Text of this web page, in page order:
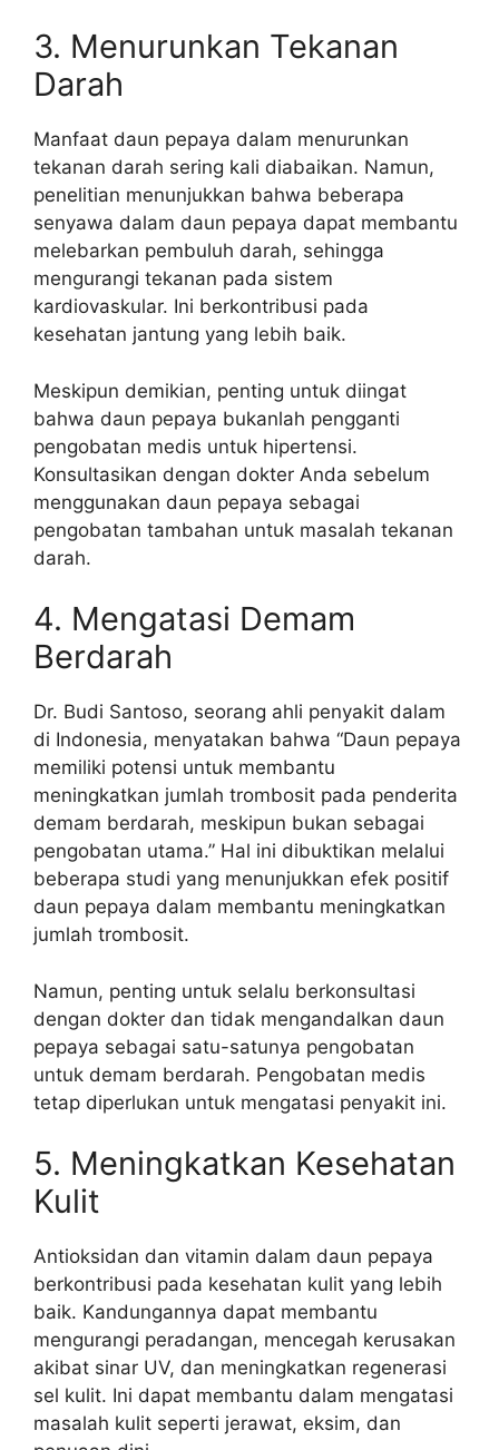
3. Menurunkan Tekanan
Darah
Manfaat daun pepaya dalam menurunkan
tekanan darah sering kali diabaikan. Namun,
penelitian menunjukkan bahwa beberapa
senyawa dalam daun pepaya dapat membantu
melebarkan pembuluh darah, sehingga
mengurangi tekanan pada sistem
kardiovaskular. Ini berkontribusi pada
kesehatan jantung yang lebih baik.
Meskipun demikian, penting untuk diingat
bahwa daun pepaya bukanlah pengganti
pengobatan medis untuk hipertensi.
Konsultasikan dengan dokter Anda sebelum
menggunakan daun pepaya sebagai
pengobatan tambahan untuk masalah tekanan
darah.
4. Mengatasi Demam
Berdarah
Dr. Budi Santoso, seorang ahli penyakit dalam
di Indonesia, menyatakan bahwa “Daun pepaya
memiliki potensi untuk membantu
meningkatkan jumlah trombosit pada penderita
demam berdarah, meskipun bukan sebagai
pengobatan utama.” Hal ini dibuktikan melalui
beberapa studi yang menunjukkan efek positif
daun pepaya dalam membantu meningkatkan
jumlah trombosit.
Namun, penting untuk selalu berkonsultasi
dengan dokter dan tidak mengandalkan daun
pepaya sebagai satu-satunya pengobatan
untuk demam berdarah. Pengobatan medis
tetap diperlukan untuk mengatasi penyakit ini.
5. Meningkatkan Kesehatan
Kulit
Antioksidan dan vitamin dalam daun pepaya
berkontribusi pada kesehatan kulit yang lebih
baik. Kandungannya dapat membantu
mengurangi peradangan, mencegah kerusakan
akibat sinar UV, dan meningkatkan regenerasi
sel kulit. Ini dapat membantu dalam mengatasi
masalah kulit seperti jerawat, eksim, dan